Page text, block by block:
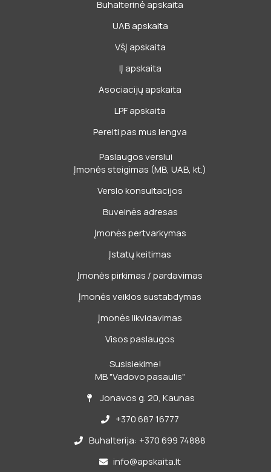
b
o
o
k
e
d
i
n
Buhalterinė apskaita
UAB apskaita
VšĮ apskaita
IĮ apskaita
Asociacijų apskaita
LPF apskaita
Pereiti pas mus lengva
Paslaugos verslui
Įmonės steigimas (MB, UAB, kt.)
Verslo konsultacijos
Buveinės adresas
Įmonės pertvarkymas
Įstatų keitimas
Įmonės pirkimas / pardavimas
Įmonės veiklos sustabdymas
Įmonės likvidavimas
Visos paslaugos
Susisiekime!
MB "Vadovo pasaulis"
Jonavos g. 20, Kaunas
+370 687 16777
Buhalterija: +370 699 74888
info@apskaita.lt